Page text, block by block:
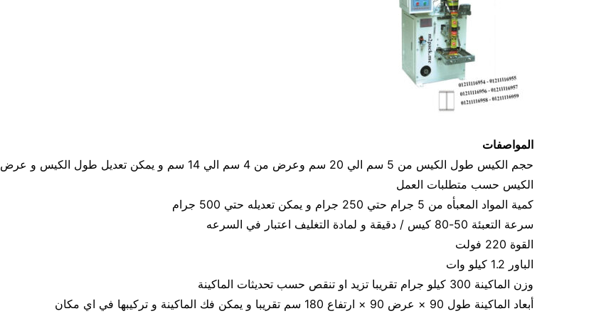
المواصفات
حجم الكيس طول الكيس من 5 سم الي 20 سم وعرض من 4 سم الي 14 سم و يمكن تعديل طول الكيس و عرض
الكيس حسب متطلبات العمل
كمية المواد المعبأه من 5 جرام حتي 250 جرام و يمكن تعديله حتي 500 جرام
سرعة التعبئة 50-80 كيس / دقيقة و لمادة التغليف اعتبار في السرعه
القوة 220 فولت
الباور 1.2 كيلو وات
وزن الماكينة 300 كيلو جرام تقريبا تزيد او تنقص حسب تحديثات الماكينة
أبعاد الماكينة طول 90 × عرض 90 × ارتفاع 180 سم تقريبا و يمكن فك الماكينة و تركيبها في اي مكان